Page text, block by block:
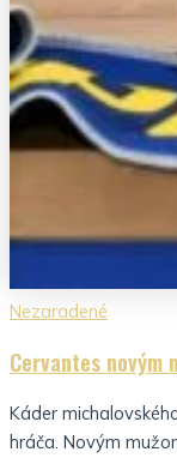
Nezaradené
Cervantes novým
Káder
hráča. Novým